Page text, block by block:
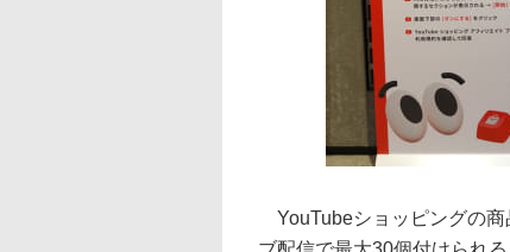
YouTubeショッピングの商